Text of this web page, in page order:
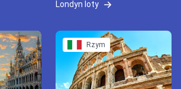
Londyn loty
Rzym